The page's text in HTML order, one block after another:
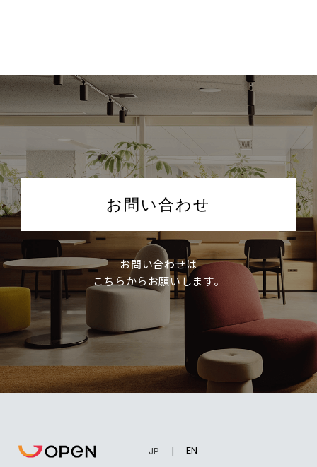
お問い合わせ
お問い合わせは
こちらからお願いします。
EN
JP